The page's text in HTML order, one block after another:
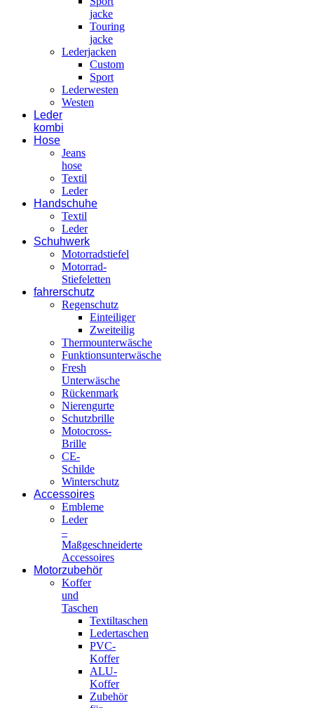
jacke
Touring
jacke
Lederjacken
Custom
Sport
Lederwesten
Westen
Leder
kombi
Hose
Jeans
hose
Textil
Leder
Handschuhe
Textil
Leder
Schuhwerk
Motorradstiefel
Motorrad-
Stiefeletten
fahrerschutz
Regenschutz
Einteiliger
Zweiteilig
Thermounterwäsche
Funktionsunterwäsche
Fresh
Unterwäsche
Rückenmark
Nierengurte
Schutzbrille
Motocross-
Brille
CE-
Schilde
Winterschutz
Accessoires
Embleme
Leder
–
Maßgeschneiderte
Accessoires
Motorzubehör
Koffer
und
Taschen
Textiltaschen
Ledertaschen
PVC-
Koffer
ALU-
Koffer
Zubehör